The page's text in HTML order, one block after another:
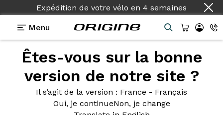
Expédition de votre vélo en 4 semaines
Menu
Êtes-vous sur la bonne
version de notre site ?
Il s’agit de la version : France - Français
Oui, je continueNon, je change
Témoignages>Graxx Gravel Flatbar- Shimano GRX
Graxx GravelFlatbar-